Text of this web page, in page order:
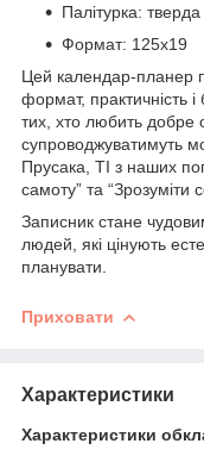
Палітурка: тверда
Формат: 125х19
Цей календар-планер
формат, практичність
тих, хто любить добре
супроводжуватимуть
Прусака, ТІ з наших
самоту” та “Зрозуміти
Записник стане
людей, які цінують
планувати.
Приховати
Характеристики
Характеристики